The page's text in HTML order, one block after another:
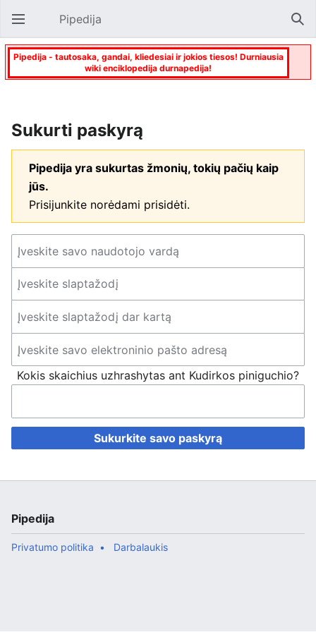
Atverti pagrindinį meniu Pipedija
Pipedija - tautosaka, gandai, kliedesiai ir jokios tiesos! Durniausia
wiki enciklopedija durnapedija!
Sukurti paskyrą
Pipedija yra sukurtas žmonių, tokių pačių kaip
jūs.
Prisijunkite norėdami prisidėti.
Kokis skaichius uzhrashytas ant Kudirkos piniguchio?
Sukurkite savo paskyrą
Pipedija
Privatumo politika Darbalaukis